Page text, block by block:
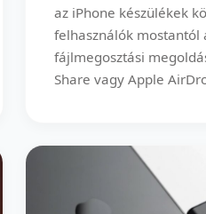
az iPhone készülékek
felhasználók mostantól
fájlmegosztási
Share vagy Apple